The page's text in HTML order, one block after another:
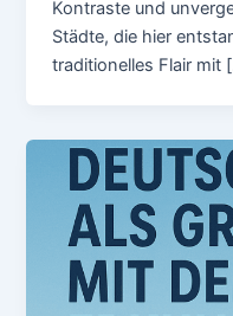
Kontraste und
Städte, die hier
traditionelles Flair mit